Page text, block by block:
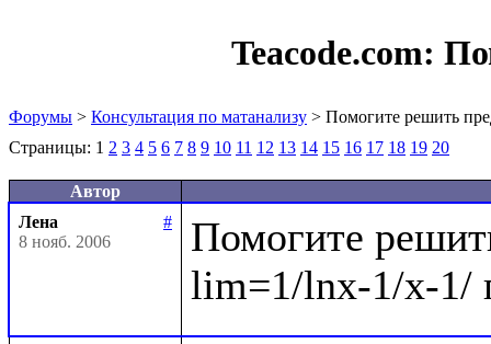
Teacode.com:
Форумы > Консультация по матанализу > Помогите решить
Страницы: 1 2 3 4 5 6 7 8 9 10 11 12 13 14 15 16 17 18 19 20
Автор
Лена
#
8 нояб. 2006
Помогите